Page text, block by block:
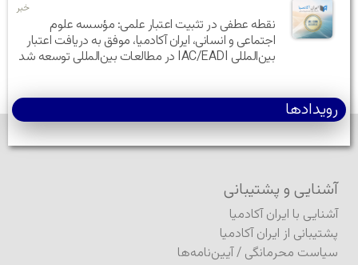
خبر
نقطه عطفی در تثبیت اعتبار علمی: مؤسسه علوم
اجتماعی و انسانی، ایران آکادمیا، موفق به دریافت اعتبار
بین‌المللی IAC/EADI در مطالعات بین‌المللی توسعه شد
رویدادها
آشنایی و پشتیبانی
آشنایی با ایران آکادمیا
پشتیبانی از ایران آکادمیا
سیاست محرمانگی /آیین‌نامه‌ها